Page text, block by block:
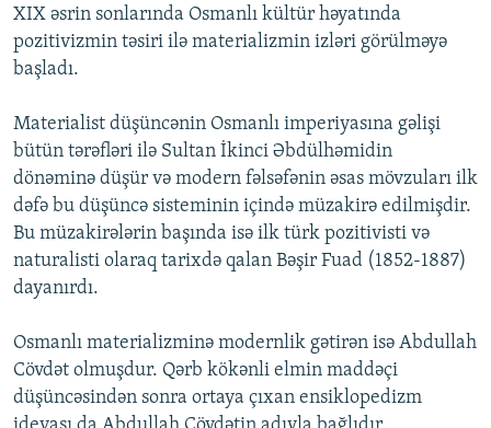
XIX əsrin sonlarında Osmanlı kültür həyatında
pozitivizmin təsiri ilə materializmin izləri görülməyə
başladı.
Materialist düşüncənin Osmanlı imperiyasına gəlişi
bütün tərəfləri ilə Sultan İkinci Əbdülhəmidin
dönəminə düşür və modern fəlsəfənin əsas mövzuları ilk
dəfə bu düşüncə sisteminin içində müzakirə edilmişdir.
Bu müzakirələrin başında isə ilk türk pozitivisti və
naturalisti olaraq tarixdə qalan Bəşir Fuad (1852-1887)
dayanırdı.
Osmanlı materializminə modernlik gətirən isə Abdullah
Cövdət olmuşdur. Qərb kökənli elmin maddəçi
düşüncəsindən sonra ortaya çıxan ensiklopedizm